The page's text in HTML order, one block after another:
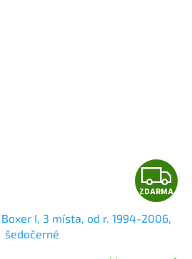
Z
D
ZDARMA
I, 3 místa, od r. 1994-2006,
šedočerné